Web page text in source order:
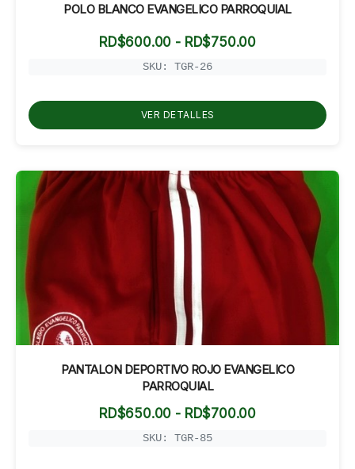
POLO BLANCO EVANGELICO PARROQUIAL
RD$600.00 - RD$750.00Rango
RD$750.00
SKU: TGR-26
VER DETALLES
PANTALON DEPORTIVO ROJO EVANGELICO
PARROQUIAL
RD$650.00 - RD$700.00Rango
SKU: TGR-85